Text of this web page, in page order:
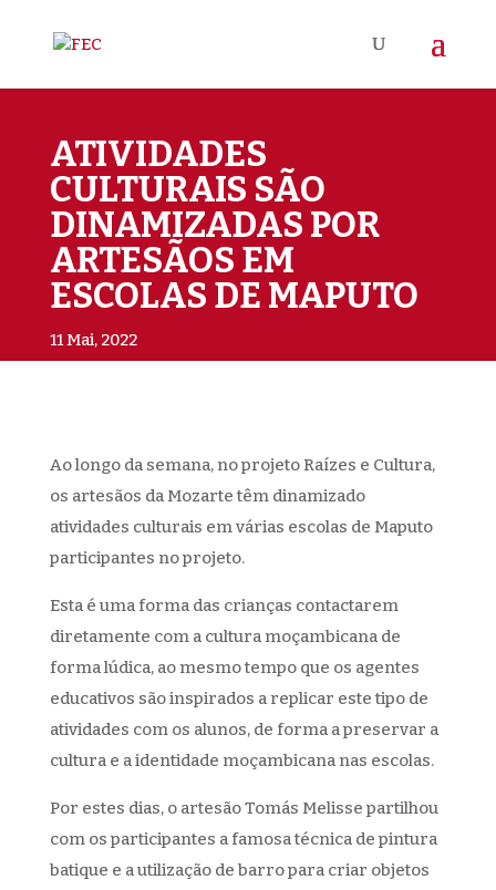
ATIVIDADES
CULTURAIS SÃO
DINAMIZADAS POR
ARTESÃOS EM
ESCOLAS DE MAPUTO
11 Mai, 2022
Ao longo da semana, no projeto Raízes e Cultura,
os artesãos da Mozarte têm dinamizado
atividades culturais em várias escolas de Maputo
participantes no projeto.
Esta é uma forma das crianças contactarem
diretamente com a cultura moçambicana de
forma lúdica, ao mesmo tempo que os agentes
educativos são inspirados a replicar este tipo de
atividades com os alunos, de forma a preservar a
cultura e a identidade moçambicana nas escolas.
Por estes dias, o artesão Tomás Melisse partilhou
com os participantes a famosa técnica de pintura
batique e a utilização de barro para criar objetos